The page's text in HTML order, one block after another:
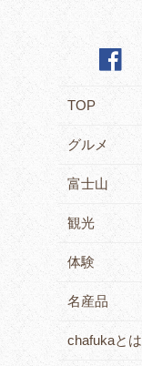
TOP
グルメ
富士山
観光
体験
名産品
chafukaとは